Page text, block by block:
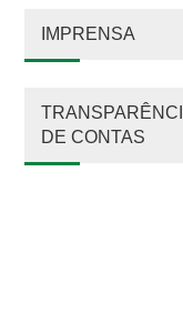
IMPRENSA
DE CONTAS